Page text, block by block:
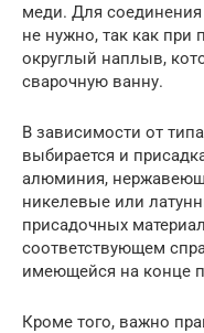
меди. Для
не нужно, так как при
округлый наплыв,
сварочную ванну.
В зависимости от
выбирается и
алюминия,
никелевые или
присадочных
соответствующем
имеющейся на конце
Кроме того, важно